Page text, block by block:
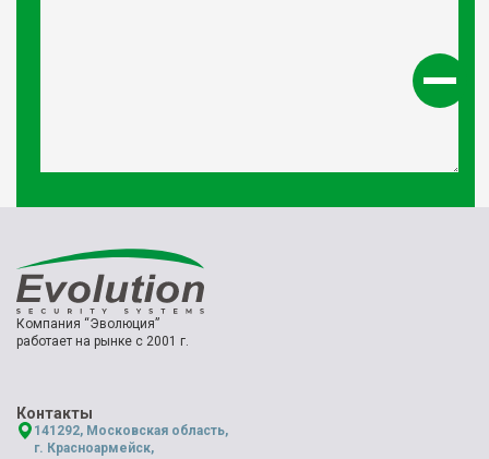
Компания “Эволюция”
работает на рынке с 2001 г.
Контакты
141292, Московская область,
г. Красноармейск,